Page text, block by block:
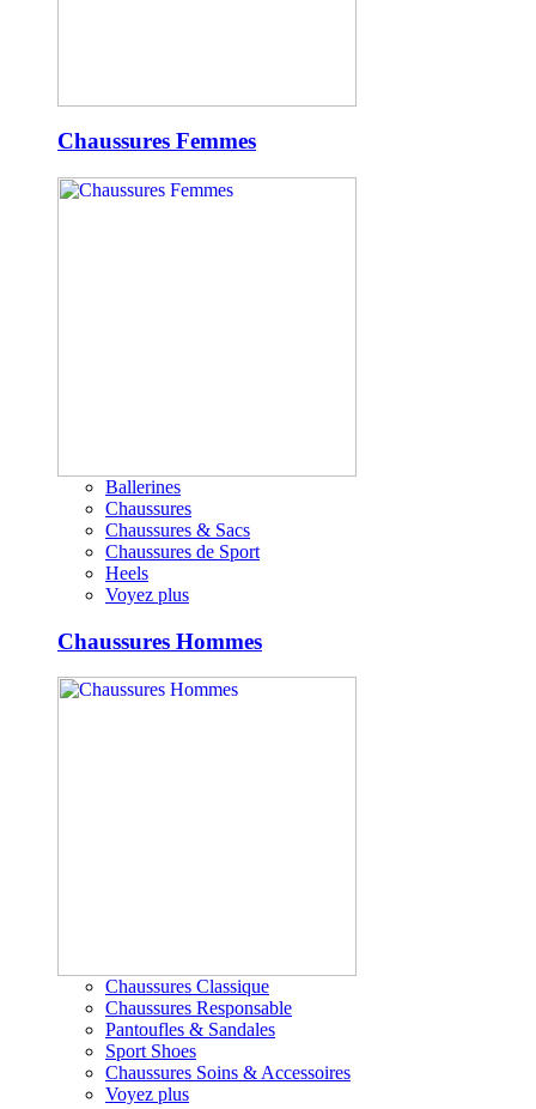
Chaussures Femmes
Ballerines
Chaussures
Chaussures & Sacs
Chaussures de Sport
Heels
Voyez plus
Chaussures Hommes
Chaussures Classique
Chaussures Responsable
Pantoufles & Sandales
Sport Shoes
Chaussures Soins & Accessoires
Voyez plus